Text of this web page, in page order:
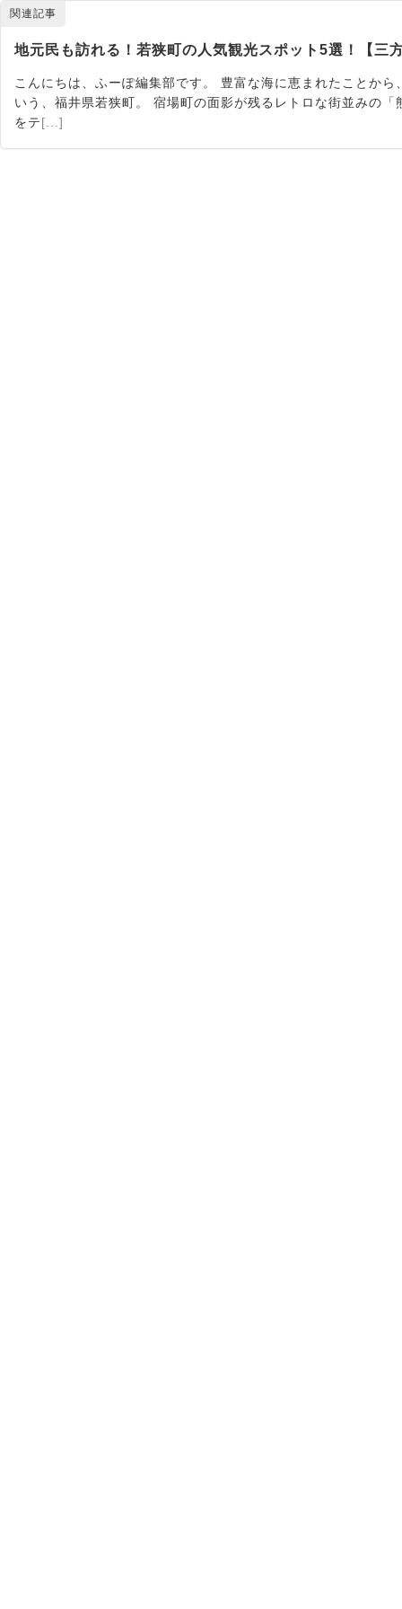
関連記事
地元民も訪れる！若狭町の人気観光スポット5選！【三
こんにちは、ふーぽ編集部です。 豊富な海に恵まれたことか
いう、福井県若狭町。 宿場町の面影が残るレトロな街並みの
をテ[...]